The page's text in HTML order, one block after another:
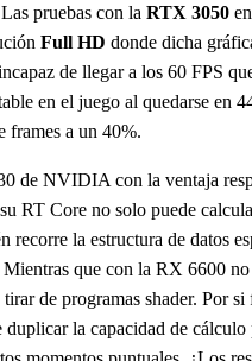
pruebas con la RTX 3050
Full HD donde dicha
de llegar a los 60 FPS
en el juego al quedarse en
frames a un 40%.
de NVIDIA con la ventaja
RT Core no solo puede
recorre la estructura de datos
Mientras que con la RX 6600
tirar de programas shader. Por
duplicar la capacidad de